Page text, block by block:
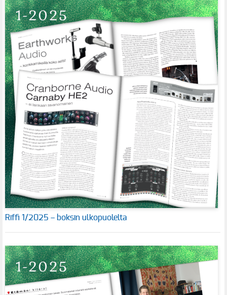
Riffi 1/2025 – boksin ulkopuolelta